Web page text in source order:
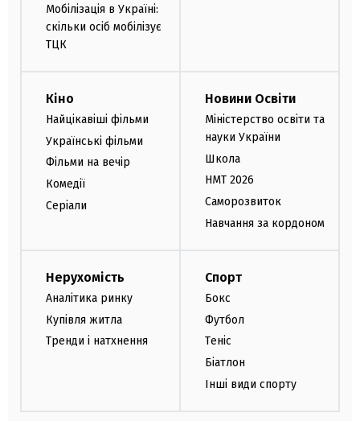
Мобілізація в Україні:
скільки осіб мобілізує
ТЦК
Кіно
Найцікавіші фільми
Українські фільми
Фільми на вечір
Комедії
Серіали
Новини Освіти
Міністерство освіти та
науки України
Школа
НМТ 2026
Саморозвиток
Навчання за кордоном
Нерухомість
Аналітика ринку
Купівля житла
Тренди і натхнення
Спорт
Бокс
Футбол
Теніс
Біатлон
Інші види спорту